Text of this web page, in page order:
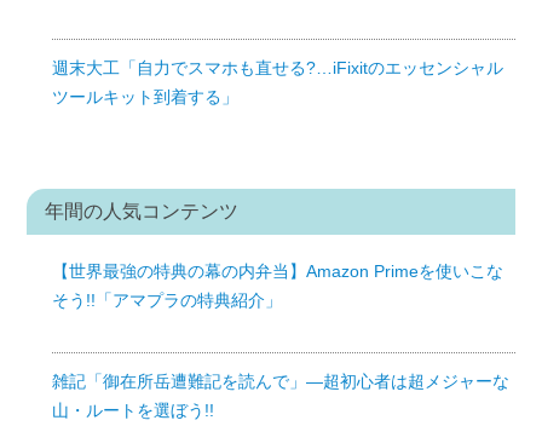
週末大工「自力でスマホも直せる?…iFixitのエッセンシャル
ツールキット到着する」
年間の人気コンテンツ
【世界最強の特典の幕の内弁当】Amazon Primeを使いこな
そう!!「アマプラの特典紹介」
雑記「御在所岳遭難記を読んで」—超初心者は超メジャーな
山・ルートを選ぼう!!